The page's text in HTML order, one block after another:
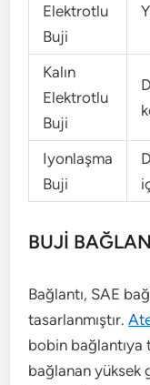
Elektrotlu
Buji
Kalın
Elektrotlu
Buji
Iyonlaşma
Buji
BUJİ
Bağlantı, SAE
tasarlanmıştır.
bobin bağlantıya
bağlanan yüksek